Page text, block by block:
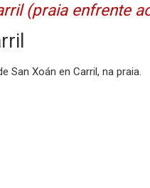
(praia enfrente
San Xoán en Carril, na praia.